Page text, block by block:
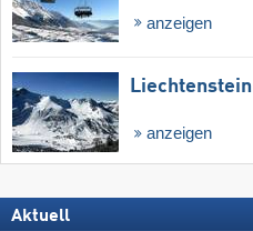
anzeigen
Liechtenstein
anzeigen
Aktuell